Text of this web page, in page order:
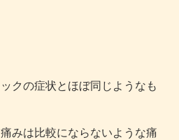
クの症状とほぼ同じようなも
みは比較にならないような痛